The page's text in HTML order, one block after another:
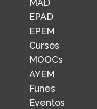
MAD
EPAD
EPEM
Cursos
MOOCs
AYEM
Funes
Eventos